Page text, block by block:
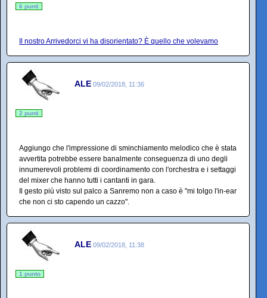
6 punti
Il nostro Arrivedorci vi ha disorientato? È quello che volevamo
ALE 09/02/2018, 11:36
2 punti
Aggiungo che l'impressione di sminchiamento melodico che è stata
avvertita potrebbe essere banalmente conseguenza di uno degli
innumerevoli problemi di coordinamento con l'orchestra e i settaggi
del mixer che hanno tutti i cantanti in gara.
Il gesto più visto sul palco a Sanremo non a caso è "mi tolgo l'in-ear
che non ci sto capendo un cazzo".
ALE 09/02/2018, 11:38
1 punto